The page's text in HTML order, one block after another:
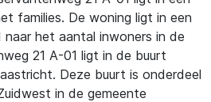
families. De woning ligt in een
naar het aantal inwoners in de
21 A-01 ligt in de buurt
Deze buurt is onderdeel
in de gemeente